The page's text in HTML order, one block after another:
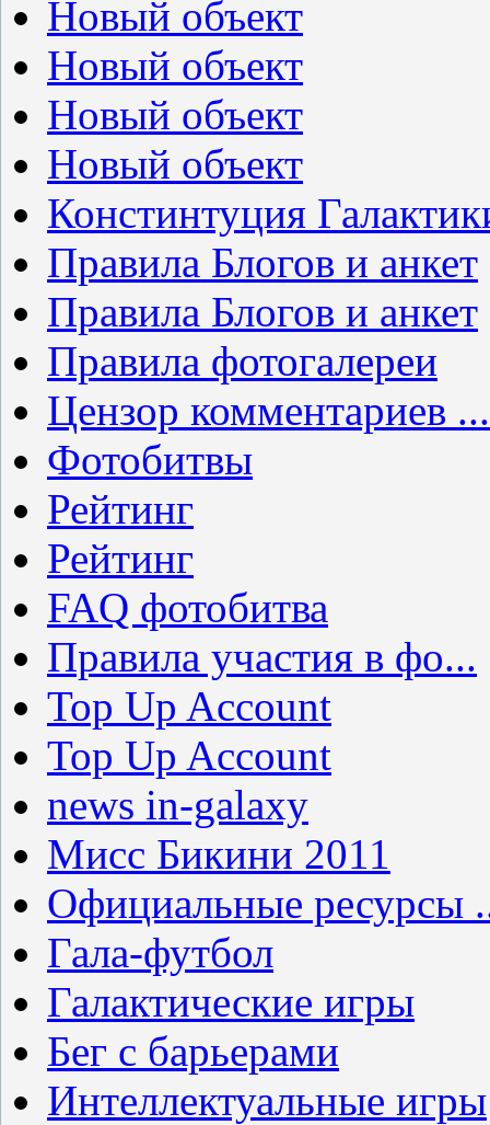
Новый объект
Новый объект
Новый объект
Новый объект
Констинтуция
Правила Блогов и анкет
Правила Блогов и анкет
Правила фотогалереи
Цензор комментариев ...
Фотобитвы
Рейтинг
Рейтинг
FAQ фотобитва
Правила участия в фо...
Top Up Account
Top Up Account
news in-galaxy
Мисс Бикини 2011
Официальные ресурсы
Гала-футбол
Галактические игры
Бег с барьерами
Интеллектуальные игры